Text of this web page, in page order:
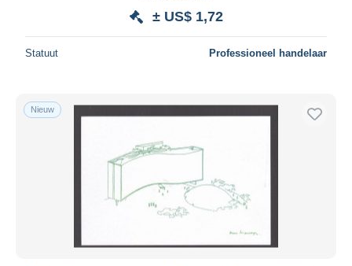
Woonplaats van de verkoper
Wereldwijd
Toepassen
± US$ 1,72
Statuut Professioneel handelaar
Nieuw